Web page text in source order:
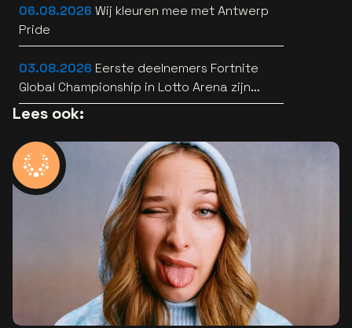
06.08.2026 Wij kleuren mee met Antwerp
Pride
03.08.2026 Eerste deelnemers Fortnite
Global Championship in Lotto Arena zijn
bekend
Lees ook: